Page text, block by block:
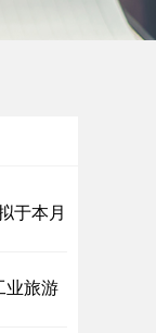
于本月
业旅游